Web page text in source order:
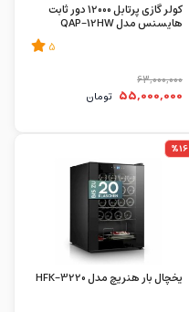
کولر گازی پرتابل 12000 دور ثابت
هایسنس مدل QAP-12HW
5
63,000,000
55,000,000 تومان
%16
یخچال بار هنریچ مدل HFK-3220